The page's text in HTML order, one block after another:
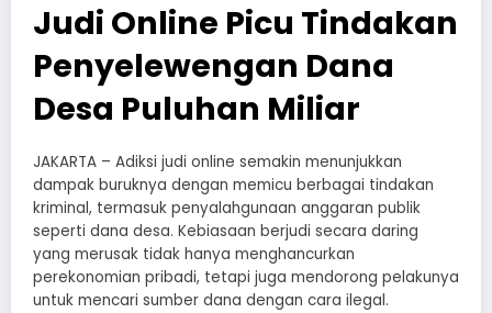
Judi Online Picu Tindakan
Penyelewengan Dana
Desa Puluhan Miliar
JAKARTA – Adiksi judi online semakin menunjukkan
dampak buruknya dengan memicu berbagai tindakan
kriminal, termasuk penyalahgunaan anggaran publik
seperti dana desa. Kebiasaan berjudi secara daring
yang merusak tidak hanya menghancurkan
perekonomian pribadi, tetapi juga mendorong pelakunya
untuk mencari sumber dana dengan cara ilegal.